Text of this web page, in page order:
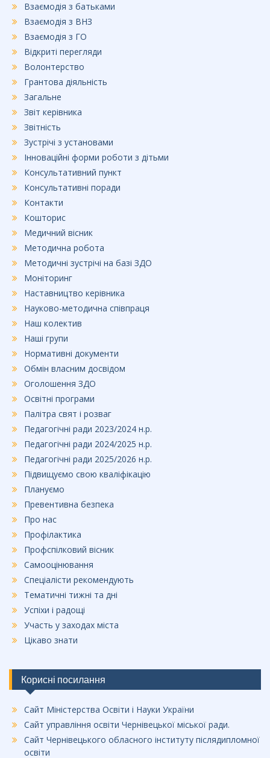
Взаємодія з батьками
Взаємодія з ВНЗ
Взаємодія з ГО
Відкриті перегляди
Волонтерство
Грантова діяльність
Загальне
Звіт керівника
Звітність
Зустрічі з установами
Інноваційні форми роботи з дітьми
Консультативний пункт
Консультативні поради
Контакти
Кошторис
Медичний вісник
Методична робота
Методичні зустрічі на базі ЗДО
Моніторинг
Наставництво керівника
Науково-методична співпраця
Наш колектив
Наші групи
Нормативні документи
Обмін власним досвідом
Оголошення ЗДО
Освітні програми
Палітра свят і розваг
Педагогічні ради 2023/2024 н.р.
Педагогічні ради 2024/2025 н.р.
Педагогічні ради 2025/2026 н.р.
Підвищуємо свою кваліфікацію
Плануємо
Превентивна безпека
Про нас
Профілактика
Профспілковий вісник
Самооцінювання
Спеціалісти рекомендують
Тематичні тижні та дні
Успіхи і радощі
Участь у заходах міста
Цікаво знати
Корисні посилання
Сайт Міністерства Освіти і Науки України
Сайт управління освіти Чернівецької міської ради.
Сайт Чернівецького обласного інституту післядипломної
освіти